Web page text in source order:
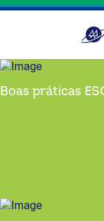
Boas práticas